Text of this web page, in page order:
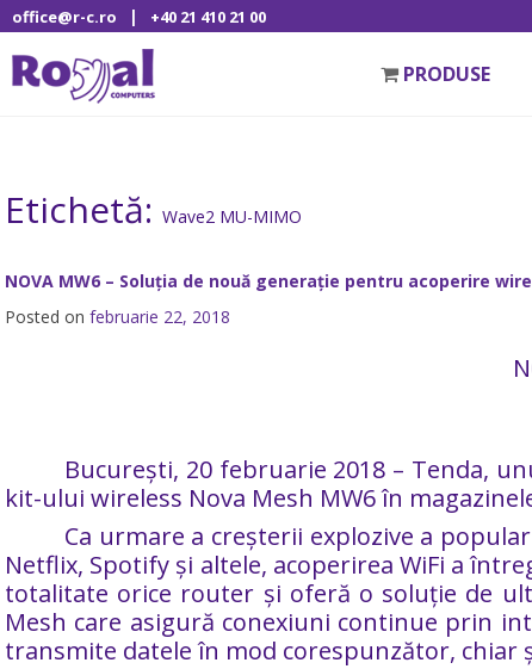
office@r-c.ro | +40 21 410 21 00
PRODUSE
Etichetă: Wave2 MU-MIMO
NOVA MW6 – Soluția de nouă generație pentru acoperire
Posted on februarie 22, 2018
București, 20 februarie 2018 – Tenda,
kit-ului wireless Nova Mesh MW6 în
Ca urmare a creșterii explozive a
Netflix, Spotify și altele, acoperirea WiFi a
totalitate orice router și oferă o soluție de
Mesh care asigură conexiuni continue prin
transmite datele în mod corespunzător, chiar